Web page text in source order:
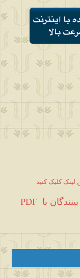
لینک کلیک کنید
PDF